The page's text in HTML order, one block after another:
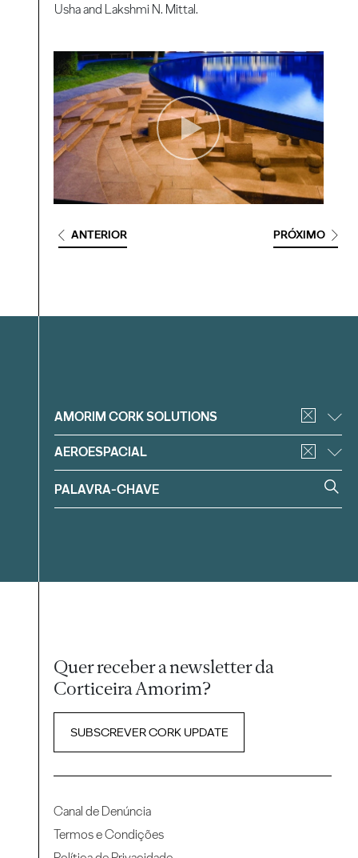
Usha and Lakshmi N. Mittal.
ANTERIOR PRÓXIMO
Filtrar
AMORIM CORK SOLUTIONS
AEROESPACIAL
Quer receber a newsletter da
Corticeira Amorim?
SUBSCREVER CORK UPDATE
Canal de Denúncia
Termos e Condições